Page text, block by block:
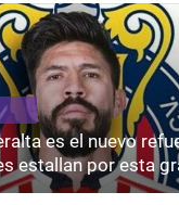
es el nuevo
estallan por esta